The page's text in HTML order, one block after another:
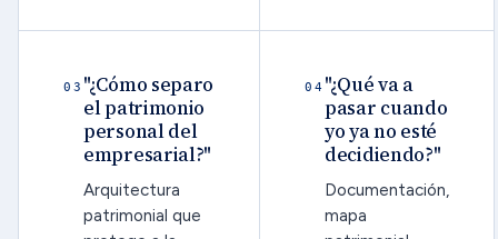
03 "¿Cómo separo
el patrimonio
personal del
empresarial?"
Arquitectura
patrimonial que
04 "¿Qué va a
pasar cuando
yo ya no esté
decidiendo?"
Documentación,
mapa